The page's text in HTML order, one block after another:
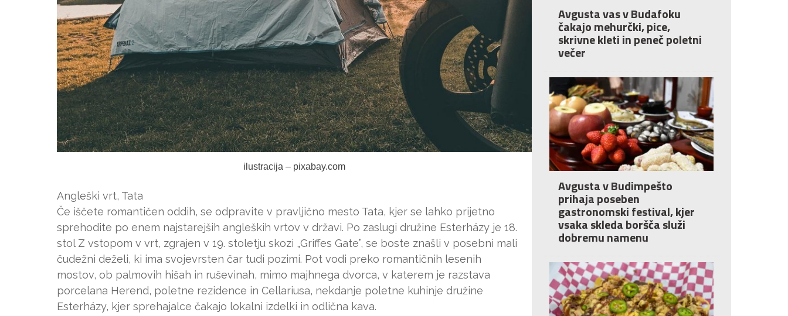
ilustracija – pixabay.com
Angleški vrt, Tata
Če iščete romantičen oddih, se odpravite v pravljično mesto Tata, kjer se lahko prijetno
sprehodite po enem najstarejših angleških vrtov v državi. Po zaslugi družine Esterházy je 18.
stol Z vstopom v vrt, zgrajen v 19. stoletju skozi „Griffes Gate”, se boste znašli v posebni mali
čudežni deželi, ki ima svojevrsten čar tudi pozimi. Pot vodi preko romantičnih lesenih
mostov, ob palmovih hišah in ruševinah, mimo majhnega dvorca, v katerem je razstava
porcelana Herend, poletne rezidence in Cellariusa, nekdanje poletne kuhinje družine
Esterházy, kjer sprehajalce čakajo lokalni izdelki in odlična kava.
Avgusta vas v Budafoku
čakajo mehurčki, pice,
skrivne kleti in peneč poletni
večer
Avgusta v Budimpešto
prihaja poseben
gastronomski festival, kjer
vsaka skleda boršča služi
dobremu namenu